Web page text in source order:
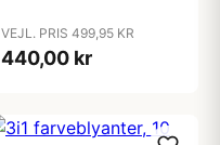
VEJL. PRIS 499,95 KR
440,00 kr